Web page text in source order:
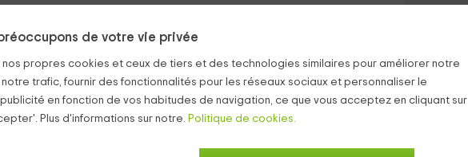
de votre vie privée
nos propres cookies et ceux de tiers et des technologies similaires pour améliorer notre
trafic, fournir des fonctionnalités pour les réseaux sociaux et personnaliser le
en fonction de vos habitudes de navigation, ce que vous acceptez en cliquant sur
Plus d'informations sur notre. Politique de cookies.
les meilleures vacances afin que vous puissiez passer les meilleures
de reposqui se compose de, de plusieurs chaisestapizados qui